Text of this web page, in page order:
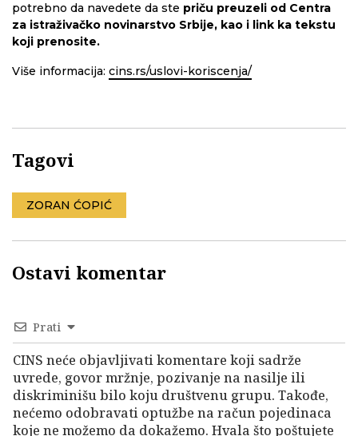
potrebno da navedete da ste priču preuzeli od Centra
za istraživačko novinarstvo Srbije, kao i link ka tekstu
koji prenosite.
Više informacija: cins.rs/uslovi-koriscenja/
Tagovi
ZORAN ĆOPIĆ
Ostavi komentar
Prati
CINS neće objavljivati komentare koji sadrže
uvrede, govor mržnje, pozivanje na nasilje ili
diskriminišu bilo koju društvenu grupu. Takođe,
nećemo odobravati optužbe na račun pojedinaca
koje ne možemo da dokažemo. Hvala što poštujete